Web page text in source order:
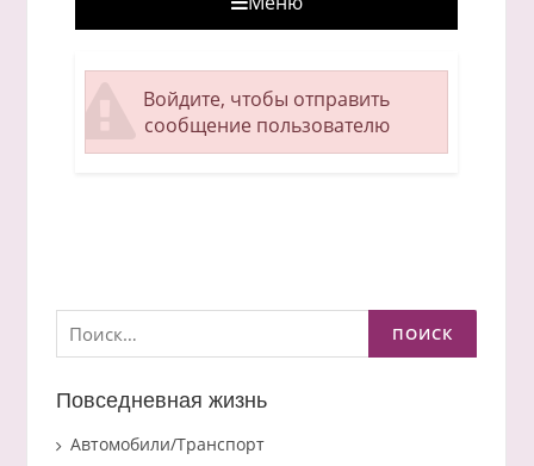
Войдите, чтобы отправить
сообщение пользователю
Найти:
Повседневная жизнь
Автомобили/Транспорт